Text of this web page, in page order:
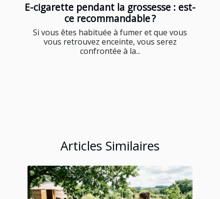
E-cigarette pendant la grossesse : est-
ce recommandable ?
Si vous êtes habituée à fumer et que vous
vous retrouvez enceinte, vous serez
confrontée à la...
Articles Similaires